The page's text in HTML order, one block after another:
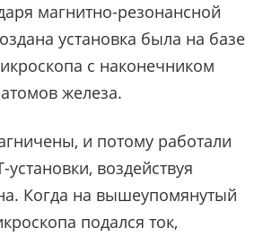
магнитно-резонансной
установка была на базе
с наконечником
железа.
и потому работали
воздействуя
Когда на вышеупомянутый
подался ток,